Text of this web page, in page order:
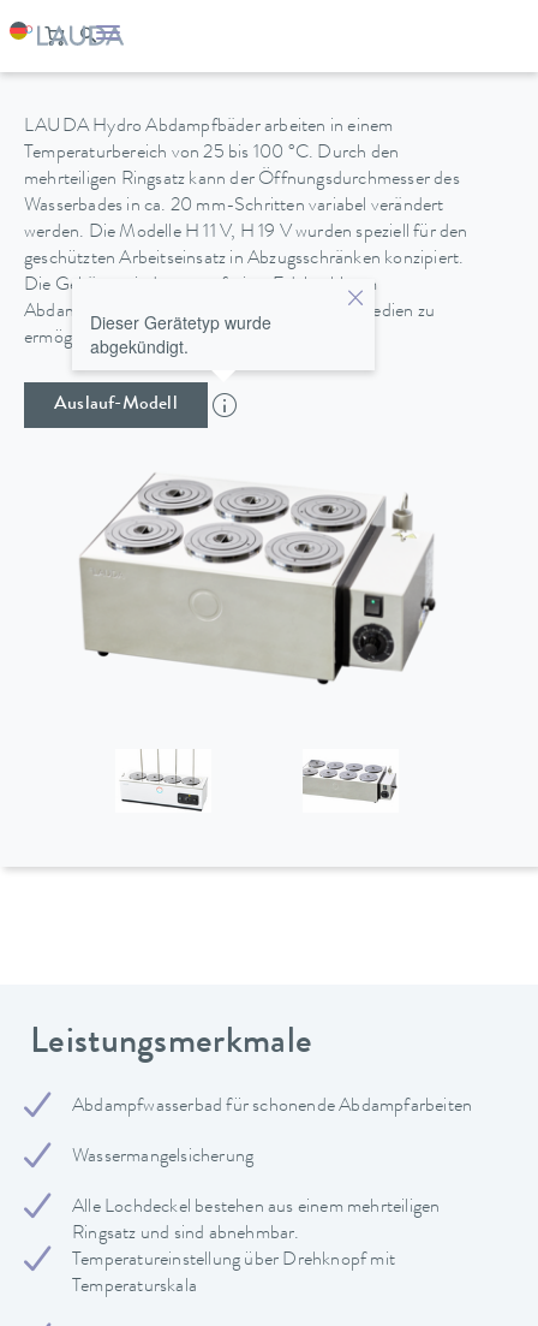
HYDRO H 11 V
LAUDA Hydro Abdampfbäder arbeiten in einem
Temperaturbereich von 25 bis 100 °C. Durch den
mehrteiligen Ringsatz kann der Öffnungsdurchmesser des
Wasserbades in ca. 20 mm-Schritten variabel verändert
werden. Die Modelle H 11 V, H 19 V wurden speziell für den
geschützten Arbeitseinsatz in Abzugsschränken konzipiert.
Die Gehäuse sind aus rostfreiem Edelstahl, um
Abdampfarbeiten mit chemisch aggressiven Medien zu
ermöglichen.
Auslauf-Modell
Dieser Gerätetyp wurde
abgekündigt.
Leistungsmerkmale
Abdampfwasserbad für schonende Abdampfarbeiten
Wassermangelsicherung
Alle Lochdeckel bestehen aus einem mehrteiligen
Ringsatz und sind abnehmbar.
Temperatureinstellung über Drehknopf mit
Temperaturskala